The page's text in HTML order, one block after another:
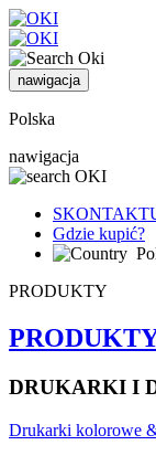
nawigacja
Polska
nawigacja
Gdzie kupić?
PRODUKTY
DRUKARKI I
Drukarki kolorowe